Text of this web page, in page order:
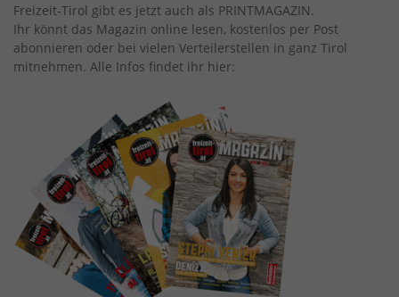
Freizeit-Tirol gibt es jetzt auch als PRINTMAGAZIN.
Ihr könnt das Magazin online lesen, kostenlos per Post
abonnieren oder bei vielen Verteilerstellen in ganz Tirol
mitnehmen. Alle Infos findet ihr hier: